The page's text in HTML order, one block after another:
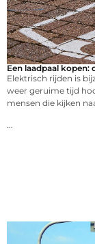
Een laadpaal
Elektrisch rijden is
weer geruime tijd
mensen die kijken
...